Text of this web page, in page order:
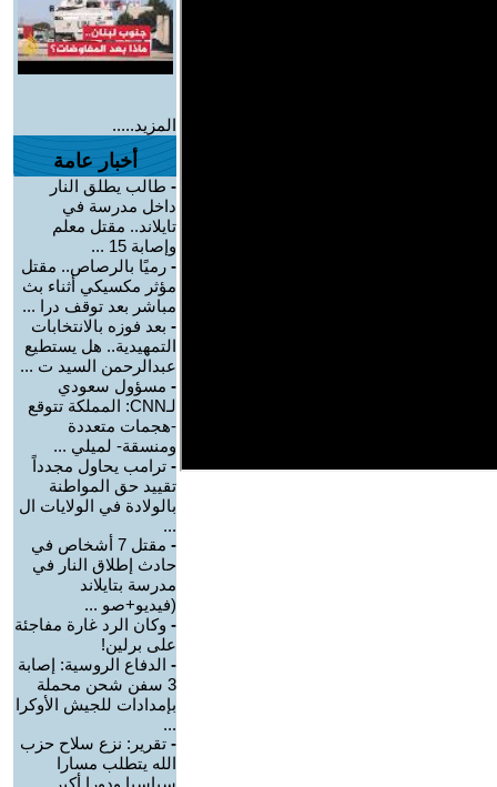
المزيد.....
أخبار عامة
- طالب يطلق النار
داخل مدرسة في
تايلاند.. مقتل معلم
وإصابة 15 ...
- رميًا بالرصاص.. مقتل
مؤثر مكسيكي أثناء بث
مباشر بعد توقف درا ...
- بعد فوزه بالانتخابات
التمهيدية.. هل يستطيع
عبدالرحمن السيد ت ...
- مسؤول سعودي
لـCNN: المملكة تتوقع
-هجمات متعددة
ومنسقة- لميلي ...
- ترامب يحاول مجدداً
تقييد حق المواطنة
بالولادة في الولايات ال
...
-
مقتل 7 أشخاص في
حادث إطلاق النار في
مدرسة بتايلاند
(فيديو+صو ...
- وكان الرد غارة مفاجئة
على برلين!
- الدفاع الروسية: إصابة
3 سفن شحن محملة
بإمدادات للجيش الأوكرا
...
- تقرير: نزع سلاح حزب
الله يتطلب مسارا
سياسيا ودورا أكبر